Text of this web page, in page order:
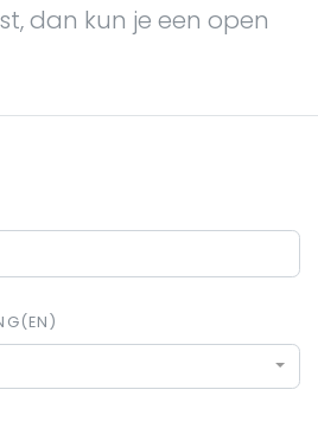
dan kun je een open